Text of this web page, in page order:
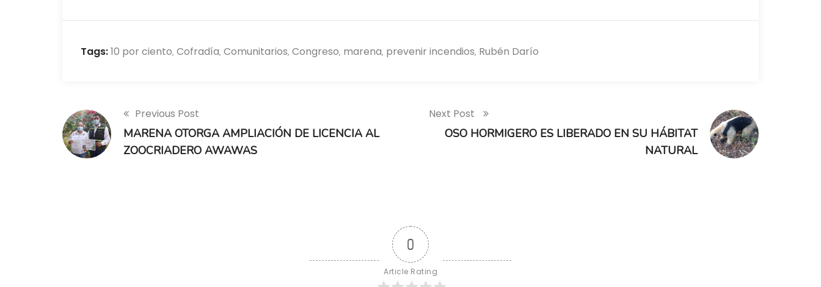
Tags:10 por ciento, Cofradía, Comunitarios, Congreso, marena, prevenir incendios, Rubén Darío
Previous Post
MARENA OTORGA AMPLIACIÓN DE LICENCIA AL
ZOOCRIADERO AWAWAS
Next Post
OSO HORMIGERO ES LIBERADO EN SU HÁBITAT
NATURAL
0
Article Rating